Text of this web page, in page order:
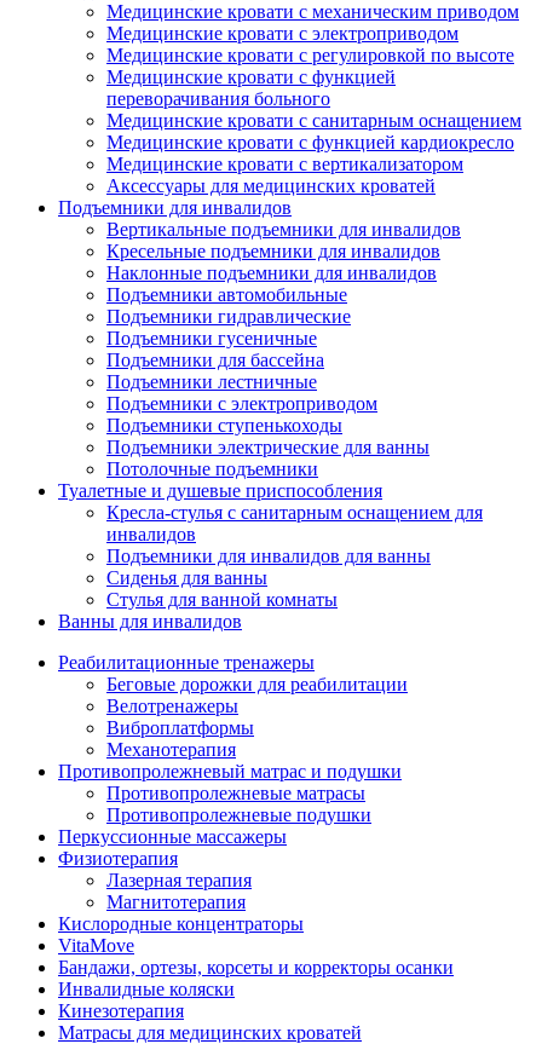
Медицинские кровати с механическим приводом
Медицинские кровати с электроприводом
Медицинские кровати с регулировкой по высоте
Медицинские кровати с функцией
переворачивания больного
Медицинские кровати с санитарным оснащением
Медицинские кровати с функцией кардиокресло
Медицинские кровати с вертикализатором
Аксессуары для медицинских кроватей
Подъемники для инвалидов
Вертикальные подъемники для инвалидов
Кресельные подъемники для инвалидов
Наклонные подъемники для инвалидов
Подъемники автомобильные
Подъемники гидравлические
Подъемники гусеничные
Подъемники для бассейна
Подъемники лестничные
Подъемники с электроприводом
Подъемники ступенькоходы
Подъемники электрические для ванны
Потолочные подъемники
Туалетные и душевые приспособления
Кресла-стулья с санитарным оснащением для
инвалидов
Подъемники для инвалидов для ванны
Сиденья для ванны
Стулья для ванной комнаты
Ванны для инвалидов
Реабилитационные тренажеры
Беговые дорожки для реабилитации
Велотренажеры
Виброплатформы
Механотерапия
Противопролежневый матрас и подушки
Противопролежневые матрасы
Противопролежневые подушки
Перкуссионные массажеры
Физиотерапия
Лазерная терапия
Магнитотерапия
Кислородные концентраторы
VitaMove
Бандажи, ортезы, корсеты и корректоры осанки
Инвалидные коляски
Кинезотерапия
Матрасы для медицинских кроватей